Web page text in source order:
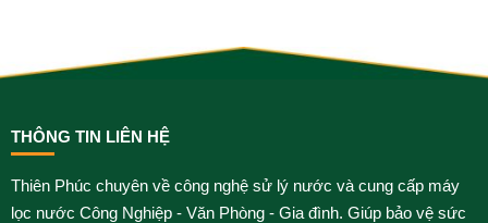
THÔNG TIN LIÊN HỆ
Thiên Phúc chuyên về công nghệ sử lý nước và cung cấp máy
lọc nước Công Nghiệp - Văn Phòng - Gia đình. Giúp bảo vệ sức